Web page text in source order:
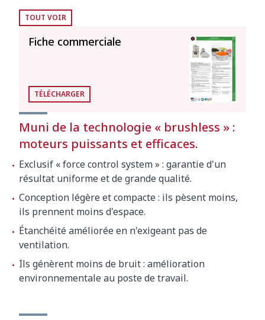
Dimensions extérieures
Capacité de la cuve
Dimensions extérieures:286 mm x 387 mm x
Poids net (Cutter)
19 kg
Niveau de bruit à 1 m
<70 dB(A)
Bruit de fond
Dimensions extérieures de la machine
emballée
TOUT VOIR
Fiche commerciale
TÉLÉCHARGER
Muni de la technologie « brushless » :
moteurs puissants et efficaces.
Exclusif « force control system » : garantie d'un
résultat uniforme et de grande qualité.
Conception légère et compacte : ils pèsent moins,
ils prennent moins d'espace.
Étanchéité améliorée en n'exigeant pas de
ventilation.
Ils génèrent moins de bruit : amélioration
environnementale au poste de travail.